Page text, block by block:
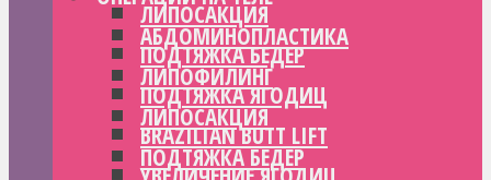
ЛИПОСАКЦИЯ
ПОДТЯЖКА БЕДЕР
ПОДТЯЖКА ЯГОДИЦ
BRAZILIAN BUTT LIFT
АБДОМИНОПЛАСТИКА
ЛИПОФИЛИНГ
ЛИПОСАКЦИЯ
ПОДТЯЖКА БЕДЕР